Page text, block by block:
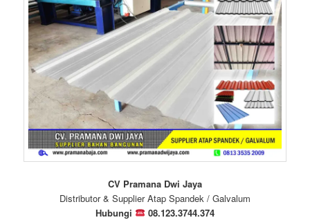
CV Pramana Dwi Jaya
Distributor & Supplier Atap Spandek / Galvalum
Hubungi
08.123.3744.374